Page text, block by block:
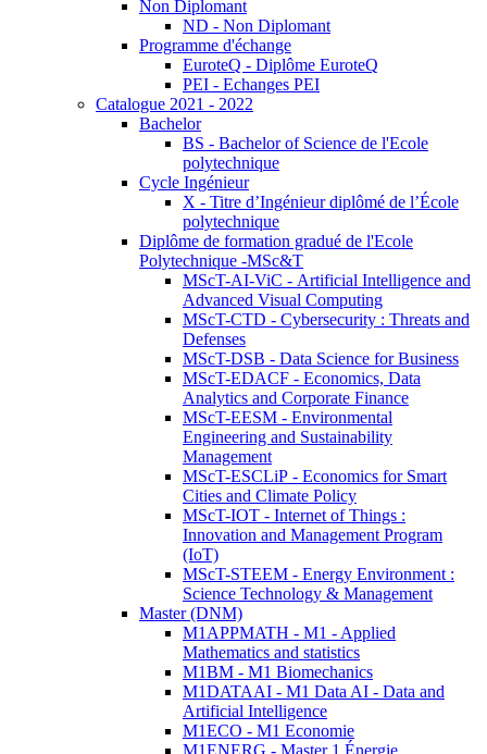
Non Diplomant
ND - Non Diplomant
Programme d'échange
EuroteQ - Diplôme EuroteQ
PEI - Echanges PEI
Catalogue 2021 - 2022
Bachelor
BS - Bachelor of Science de l'Ecole
polytechnique
Cycle Ingénieur
X - Titre d’Ingénieur diplômé de l’École
polytechnique
Diplôme de formation gradué de l'Ecole
Polytechnique -MSc&T
MScT-AI-ViC - Artificial Intelligence and
Advanced Visual Computing
MScT-CTD - Cybersecurity : Threats and
Defenses
MScT-DSB - Data Science for Business
MScT-EDACF - Economics, Data
Analytics and Corporate Finance
MScT-EESM - Environmental
Engineering and Sustainability
Management
MScT-ESCLiP - Economics for Smart
Cities and Climate Policy
MScT-IOT - Internet of Things :
Innovation and Management Program
(IoT)
MScT-STEEM - Energy Environment :
Science Technology & Management
Master (DNM)
M1APPMATH - M1 - Applied
Mathematics and statistics
M1BM - M1 Biomechanics
M1DATAAI - M1 Data AI - Data and
Artificial Intelligence
M1ECO - M1 Economie
M1ENERG - Master 1 Énergie